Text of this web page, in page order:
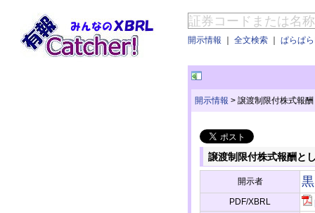
開示情報 ｜ 全文検索 ｜ ぱらぱ
開示情報 > 譲渡制限付株式報
譲渡制限付株式報酬と
開示者
PDF/XBRL